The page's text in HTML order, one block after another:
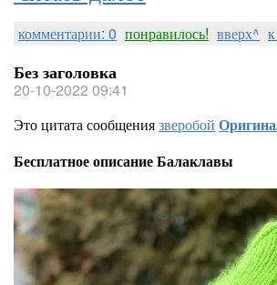
комментарии: 0 понравилось! вверх^
Без заголовка
20-10-2022 09:41
Это цитата сообщениязверобой
Бесплатное описание Балаклавы